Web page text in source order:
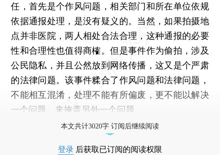
任，首先是个作风问题，相关部门和所在单位依规
依据通报处理，是没有疑义的。当然，如果拍摄地
点并非医院，两人相处合法合理，这种通报的必要
性和合理性也值得商榷。但是事件作为偷拍，涉及
公民隐私，并且公然放到网络传播，这又是个严肃
的法律问题。该事件糅合了作风问题和法律问题，
不能相互混淆，处理不能有所偏废，更不能以解决
一个问题，来掩盖另外一个问题。
本文共计3020字 订阅后继续阅读
登录 后获取已订阅的阅读权限